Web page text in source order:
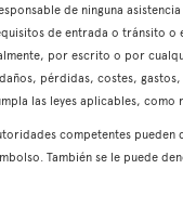
de ninguna
de entrada o tránsito o
por escrito o por
pérdidas, costes,
las leyes aplicables,
competentes
También se le puede